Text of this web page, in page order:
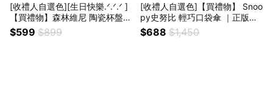
[收禮人自選色][生日快樂.ᐟ.ᐟ.ᐟ ]
【買禮物】森林維尼 陶瓷杯盤套
組 3色可選｜正版授權 生日禮物
巨蟹座 獅子座 處女座 天秤座 天
$599 $899
[收禮人自選色]【買禮物】 Snoo
py史努比 輕巧口袋傘 ｜正版授
權 縮骨遮 折疊傘 口袋傘 雨傘 輕
便傘 生日禮物
$688 $1,450